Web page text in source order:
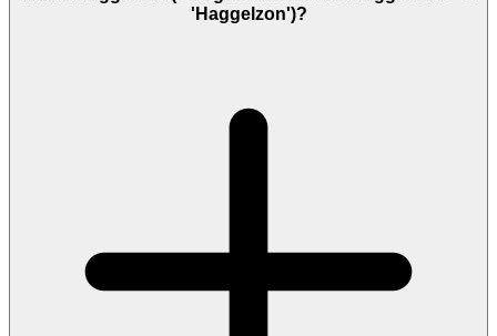
'Haggelzon')?